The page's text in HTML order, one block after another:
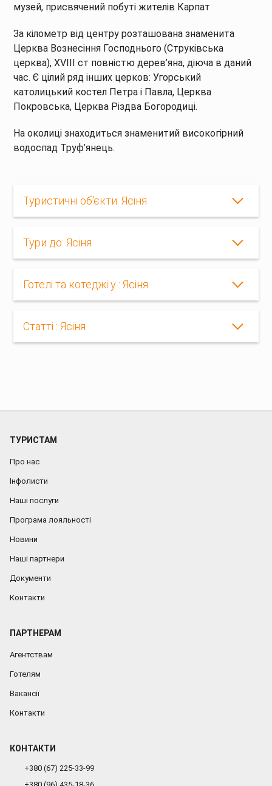
музей, присвячений побуті жителів Карпат
За кілометр від центру розташована знаменита
Церква Вознесіння Господнього (Струківська
церква), XVIII ст повністю дерев’яна, діюча в даний
час. Є цілий ряд інших церков: Угорський
католицький костел Петра і Павла, Церква
Покровська, Церква Різдва Богородиці.
На околиці знаходиться знаменитий високогірний
водоспад Труф’янець.
Туристичні об'єкти: Ясіня
Тури до: Ясіня
Готелі та котеджі у : Ясіня
Статті : Ясіня
ТУРИСТАМ
Про нас
Інфолисти
Наші послуги
Програма лояльності
Новини
Наші партнери
Документи
Контакти
ПАРТНЕРАМ
Агентствам
Готелям
Вакансії
Контакти
КОНТАКТИ
+380 (67) 225-33-99